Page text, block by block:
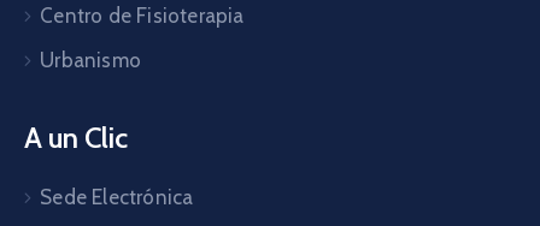
Centro de Fisioterapia
Urbanismo
A un Clic
Sede Electrónica